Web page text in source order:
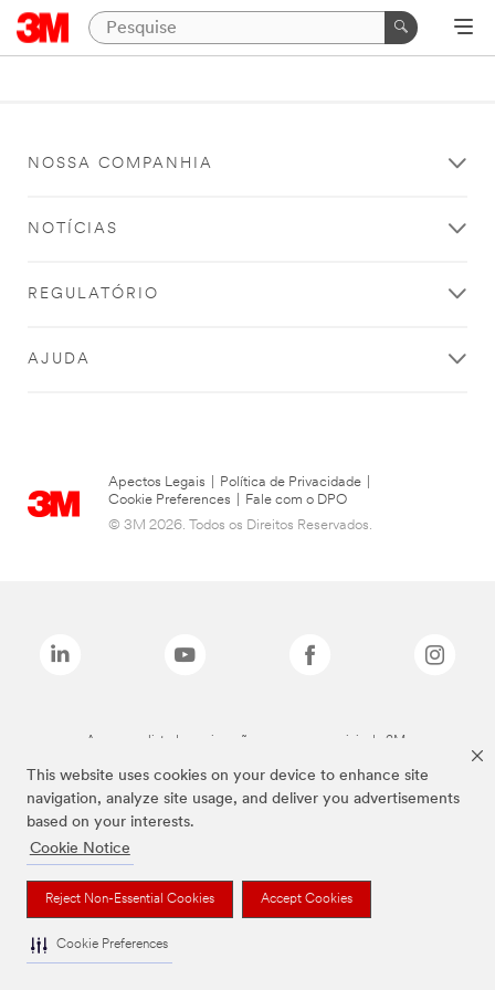
This website uses cookies on your device to enhance site
navigation, analyze site usage, and deliver you advertisements
based on your interests.
Cookie Notice
Reject Non-Essential Cookies Accept Cookies
Cookie Preferences
NOSSA COMPANHIA
NOTÍCIAS
REGULATÓRIO
AJUDA
Apectos Legais Política de Privacidade
Cookie Preferences
Fale com o DPO
© 3M 2026. Todos os Direitos Reservados.
As marcas listadas a cima são marcas comerciais da 3M.